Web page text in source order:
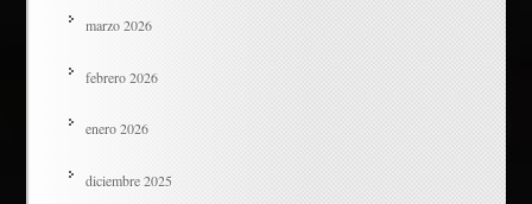
marzo 2026
febrero 2026
enero 2026
diciembre 2025